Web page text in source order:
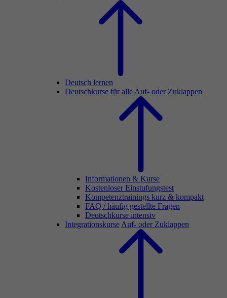
Deutsch lernen
Deutschkurse für alle Auf- oder Zuklappen
Informationen & Kurse
Kostenloser Einstufungstest
Kompetenztrainings kurz & kompakt
FAQ / häufig gestellte Fragen
Deutschkurse intensiv
Integrationskurse Auf- oder Zuklappen